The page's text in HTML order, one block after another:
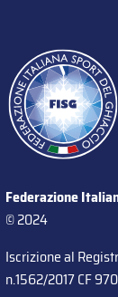
Federazione
© 2024
Iscrizione al
n.1562/2017 CF